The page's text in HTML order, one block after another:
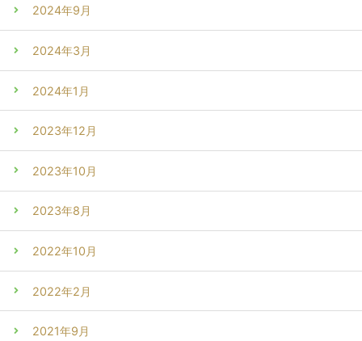
2024年9月
2024年3月
2024年1月
2023年12月
2023年10月
2023年8月
2022年10月
2022年2月
2021年9月